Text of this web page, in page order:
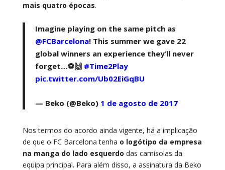
mais quatro épocas.
Imagine playing on the same pitch as
@FCBarcelona! This summer we gave 22
global winners an experience they’ll never
forget…⚽️🙌 #Time2Play
pic.twitter.com/Ub02EiGqBU
— Beko (@Beko) 1 de agosto de 2017
Nos termos do acordo ainda vigente, há a implicação
de que o FC Barcelona tenha o logótipo da empresa
na manga do lado esquerdo das camisolas da
equipa principal. Para além disso, a assinatura da Beko